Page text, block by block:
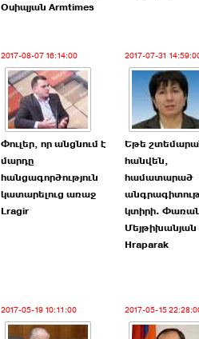
Օսիպյան Armtimes
2017-08-07 16:14:00
Փուլեր, որ անցնում է
մարդը
հանցագործություն
կատարելուց առաջ
Lragir
2017-07-31
Եթե
հանվեն,
համատարած
կտիրի.
Մեյթիխանյան
Hraparak
2017-05-19 10:11:00 2017-05-15